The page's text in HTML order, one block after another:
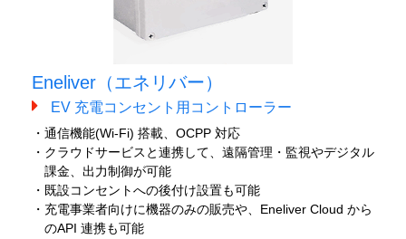
Eneliver（エネリバー）
EV 充電コンセント用コントローラー
・通信機能(Wi-Fi) 搭載、OCPP 対応
・クラウドサービスと連携して、遠隔管理・監視やデジタル
課金、出力制御が可能
・既設コンセントへの後付け設置も可能
・充電事業者向けに機器のみの販売や、Eneliver Cloud から
のAPI 連携も可能